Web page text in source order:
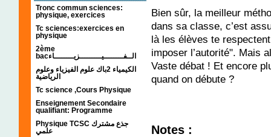
Tronc commun sciences:
physique, exercices
Tc sciences:exercices en
physique
2ème
bacالــفــــــــيـــــــــزيــــــــاء
الكيمياء 2باك علوم الفيزياء وعلوم
الرياضية
Tc science ,Cours Physique
Enseignement Secondaire
qualifiant: Programme
Physique TCSC جذع مشترك
علمي
Bien sûr, la meilleur
dans sa classe, c’est
là les élèves te
imposer l’autorité". Mais
Vaste débat ! Et encore
quand on débute ?
Notes :